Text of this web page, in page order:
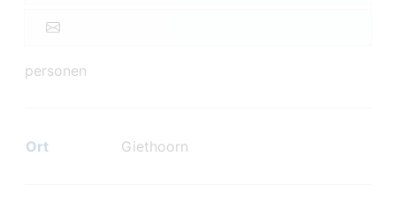
personen
Ort Giethoorn